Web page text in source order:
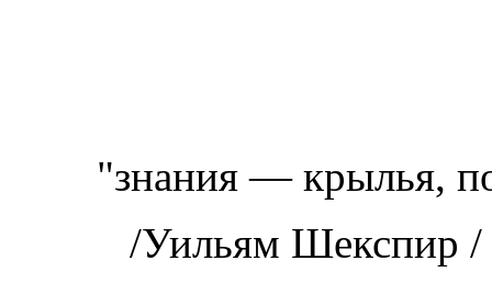
"знания — крылья,
/Уильям Шекспир /